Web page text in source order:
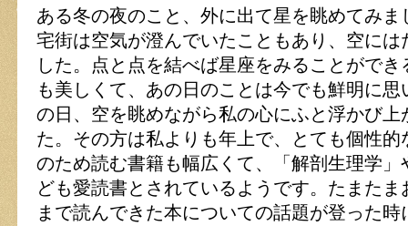
ある冬の夜のこと、外に出て星を眺めてみ
宅街は空気が澄んでいたこともあり、空に
した。点と点を結べば星座をみることがで
も美しくて、あの日のことは今でも鮮明に
の日、空を眺めながら私の心にふと浮かび
た。その方は私よりも年上で、とても個性
のため読む書籍も幅広くて、「解剖生理学
ども愛読書とされているようです。たまた
まで読んできた本についての話題が登った